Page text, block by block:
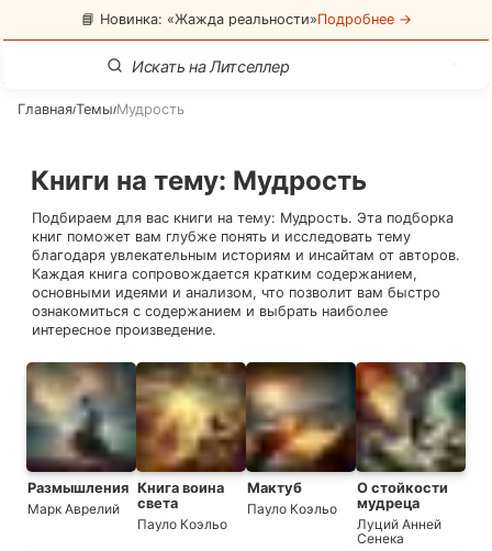
📘 Новинка: «Жажда реальности»Подробнее →
Главная/Темы/Мудрость
Книги на тему: Мудрость
Подбираем для вас книги на тему: Мудрость. Эта подборка
книг поможет вам глубже понять и исследовать тему
благодаря увлекательным историям и инсайтам от авторов.
Каждая книга сопровождается кратким содержанием,
основными идеями и анализом, что позволит вам быстро
ознакомиться с содержанием и выбрать наиболее
интересное произведение.
Размышления
Марк Аврелий
Книга воина
света
Пауло Коэльо
Мактуб
Пауло Коэльо
О стойкости
мудреца
Луций Анней
Сенека